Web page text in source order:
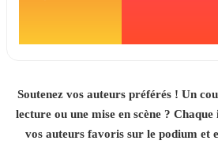
Soutenez vos auteurs préférés ! Un
lecture ou une mise en scène ?
vos auteurs favoris sur le podium et